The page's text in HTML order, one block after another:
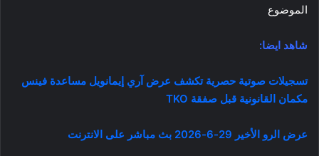
الموضوع
شاهد ايضا:
تسجيلات صوتية حصرية تكشف عرض آري إيمانويل مساعدة فينس
مكمان القانونية قبل صفقة TKO
عرض الرو الأخير 29-6-2026 بث مباشر على الانترنت